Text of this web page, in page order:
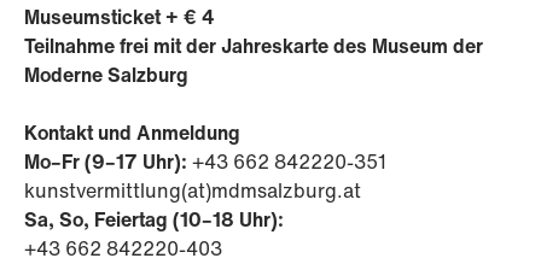
Museumsticket + € 4
Teilnahme frei mit der Jahreskarte des Museum der
Moderne Salzburg
Kontakt und Anmeldung
Mo–Fr (9–17 Uhr): +43 662 842220-351
kunstvermittlung(at)mdmsalzburg.at
Sa, So, Feiertag (10–18 Uhr):
+43 662 842220-403